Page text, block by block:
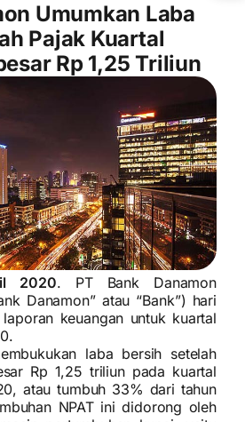
Umumkan Laba
Pajak Kuartal
Rp 1,25 Triliun
2020. PT Bank Danamon
Danamon” atau “Bank”) hari
keuangan untuk kuartal
laba bersih setelah
Rp 1,25 triliun pada kuartal
atau tumbuh 33% dari tahun
NPAT ini didorong oleh